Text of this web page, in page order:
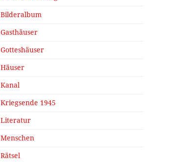
Bilderalbum
Gasthäuser
Gotteshäuser
Häuser
Kanal
Kriegsende 1945
Literatur
Menschen
Rätsel